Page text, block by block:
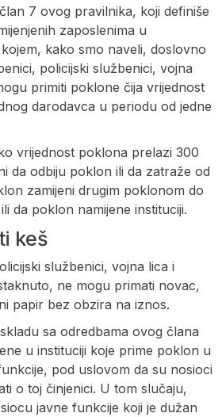
7 ovog pravilnika, koji definiše
zaposlenima u
kako smo naveli, doslovno
policijski službenici, vojna
primiti poklone čija vrijednost
darodavca u periodu od jedne
vrijednost poklona prelazi 300
da odbiju poklon ili da zatraže od
zamijeni drugim poklonom do
da poklon namijene instituciji.
keš
službenici, vojna lica i
ne mogu primati novac,
papir bez obzira na iznos.
sa odredbama ovog člana
u instituciji koje prime poklon u
pod uslovom da su nosioci
o toj činjenici. U tom slučaju,
javne funkcije koji je dužan